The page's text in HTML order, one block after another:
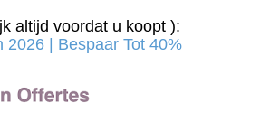
altijd voordat u koopt ):
2026 | Bespaar Tot 40%‎